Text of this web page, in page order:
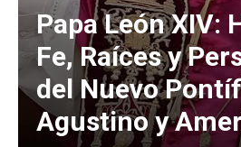
Papa León XIV:
Fe, Raíces y
del Nuevo
Agustino y